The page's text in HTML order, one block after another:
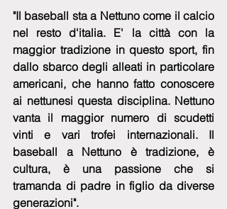
"Il baseball sta a Nettuno come il calcio
nel resto d'italia. E' la città con la
maggior tradizione in questo sport, fin
dallo sbarco degli alleati in particolare
americani, che hanno fatto conoscere
ai nettunesi questa disciplina. Nettuno
vanta il maggior numero di scudetti
vinti e vari trofei internazionali. Il
baseball a Nettuno è tradizione, è
cultura, è una passione che si
tramanda di padre in figlio da diverse
generazioni".